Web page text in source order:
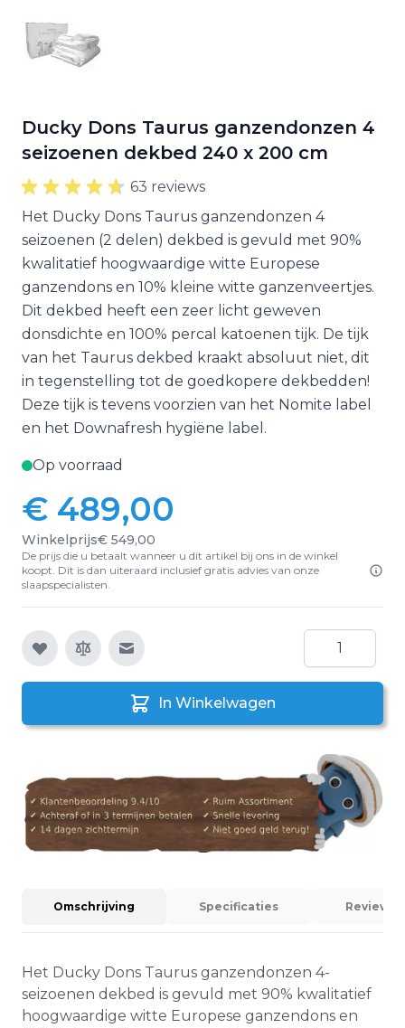
Ducky Dons Taurus ganzendonzen 4
seizoenen dekbed 240 x 200 cm
63 reviews
Het Ducky Dons Taurus ganzendonzen 4
seizoenen (2 delen) dekbed is gevuld met 90%
kwalitatief hoogwaardige witte Europese
ganzendons en 10% kleine witte ganzenveertjes.
Dit dekbed heeft een zeer licht geweven
donsdichte en 100% percal katoenen tijk. De tijk
van het Taurus dekbed kraakt absoluut niet, dit
in tegenstelling tot de goedkopere dekbedden!
Deze tijk is tevens voorzien van het Nomite label
en het Downafresh hygiëne label.
Op voorraad
€ 489,00
Winkelprijs€ 549,00
De prijs die u betaalt wanneer u dit artikel bij ons in de winkel
koopt. Dit is dan uiteraard inclusief gratis advies van onze
slaapspecialisten.
E-mail naar een vriend
Aantal
In Winkelwagen
Omschrijving Specificaties Reviews
Het Ducky Dons Taurus ganzendonzen 4-
seizoenen dekbed is gevuld met 90% kwalitatief
hoogwaardige witte Europese ganzendons en